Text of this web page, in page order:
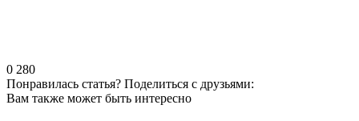
0 280
Понравилась статья? Поделиться с друзьями:
Вам также может быть интересно